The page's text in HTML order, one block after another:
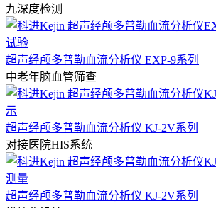
九深度检测
超声经颅多普勒血流分析仪 EXP-9系列
中老年脑血管筛查
超声经颅多普勒血流分析仪 KJ-2V系列
对接医院HIS系统
超声经颅多普勒血流分析仪 KJ-2V系列